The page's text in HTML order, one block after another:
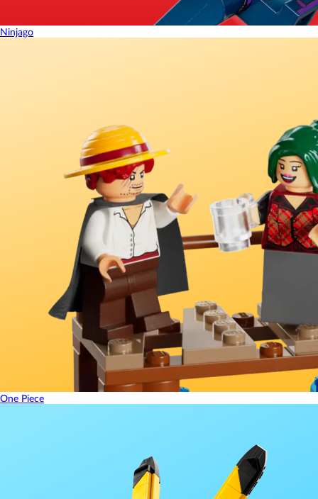
Ninjago
One Piece